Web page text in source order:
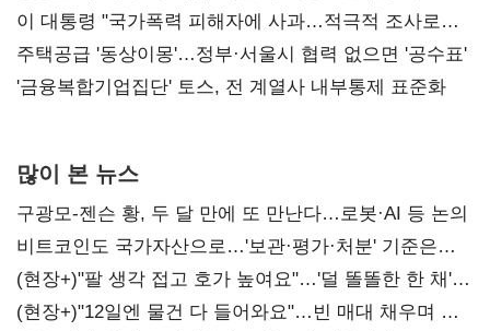
총선 지휘 못해"
이 대통령 "국가폭력 피해자에 사과…적극적 조사로
진실 밝혀야"
주택공급 '동상이몽'…정부·서울시 협력 없으면 '공수표'
'금융복합기업집단' 토스, 전 계열사 내부통제 표준화
많이 본 뉴스
구광모-젠슨 황, 두 달 만에 또 만난다…로봇·AI 등 논의
비트코인도 국가자산으로…'보관·평가·처분' 기준은
숙제
(현장+)"팔 생각 접고 호가 높여요"…'덜 똘똘한 한 채'
20억 키맞추기
(현장+)"12일엔 물건 다 들어와요"…빈 매대 채우며 문